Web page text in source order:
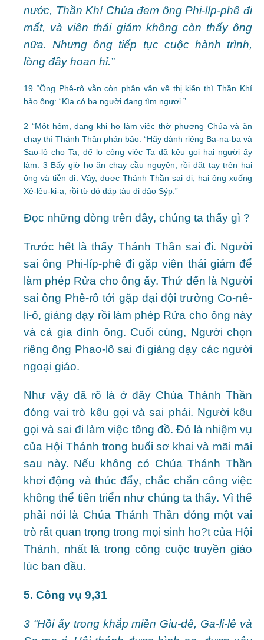
nước, Thần Khí Chúa đem ông Phi-líp-phê đi
mất, và viên thái giám không còn thấy ông
nữa. Nhưng ông tiếp tục cuộc hành trình,
lòng đầy hoan hỉ.”
19 “Ông Phê-rô vẫn còn phân vân về thị kiến thì Thần Khí
bảo ông: “Kìa có ba người đang tìm ngươi.”
2 “Một hôm, đang khi họ làm việc thờ phượng Chúa và ăn
chay thì Thánh Thần phán bảo: “Hãy dành riêng Ba-na-ba và
Sao-lô cho Ta, để lo công việc Ta đã kêu gọi hai người ấy
làm. 3 Bấy giờ họ ăn chay cầu nguyện, rồi đặt tay trên hai
ông và tiễn đi. Vậy, được Thánh Thần sai đi, hai ông xuống
Xê-lêu-ki-a, rồi từ đó đáp tàu đi đảo Sýp.”
Đọc những dòng trên đây, chúng ta thấy gì ?
Trước hết là thấy Thánh Thần sai đi. Người
sai ông Phi-líp-phê đi gặp viên thái giám để
làm phép Rửa cho ông ấy. Thứ đến là Người
sai ông Phê-rô tới gặp đại đội trưởng Co-nê-
li-ô, giảng dạy rồi làm phép Rửa cho ông này
và cả gia đình ông. Cuối cùng, Người chọn
riêng ông Phao-lô sai đi giảng dạy các người
ngoại giáo.
Như vậy đã rõ là ở đây Chúa Thánh Thần
đóng vai trò kêu gọi và sai phái. Người kêu
gọi và sai đi làm việc tông đồ. Đó là nhiệm vụ
của Hội Thánh trong buổi sơ khai và mãi mãi
sau này. Nếu không có Chúa Thánh Thần
khơi động và thúc đẩy, chắc chắn công việc
không thể tiến triển như chúng ta thấy. Vì thế
phải nói là Chúa Thánh Thần đóng một vai
trò rất quan trọng trong mọi sinh ho?t của Hội
Thánh, nhất là trong công cuộc truyền giáo
lúc ban đầu.
5. Công vụ 9,31
3 “Hồi ấy trong khắp miền Giu-dê, Ga-li-lê và